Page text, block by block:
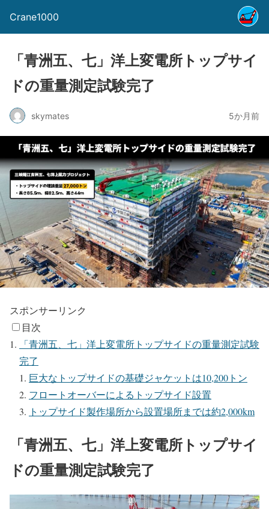
Crane1000
「青洲五、七」洋上変電所トップサイ
ドの重量測定試験完了
skymates 5か月前
スポンサーリンク
目次
完了
フロートオーバーによるトップサイド設置
トップサイド製作場所から設置場所までは約2,000km